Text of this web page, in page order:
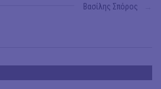
Βασίλης Σπόρος